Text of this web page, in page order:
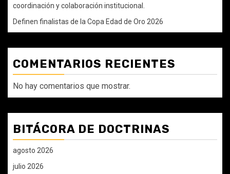
coordinación y colaboración institucional.
Definen finalistas de la Copa Edad de Oro 2026
COMENTARIOS RECIENTES
No hay comentarios que mostrar.
BITÁCORA DE DOCTRINAS
agosto 2026
julio 2026